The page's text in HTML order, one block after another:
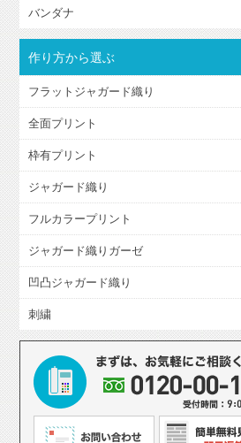
バンダナ
作り方から選ぶ
フラットジャガード織り
全面プリント
枠有プリント
ジャガード織り
フルカラープリント
ジャガード織りガーゼ
凹凸ジャガード織り
刺繍